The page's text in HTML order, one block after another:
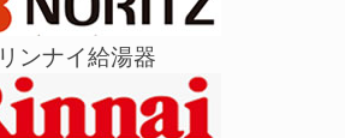
リンナイ給湯器